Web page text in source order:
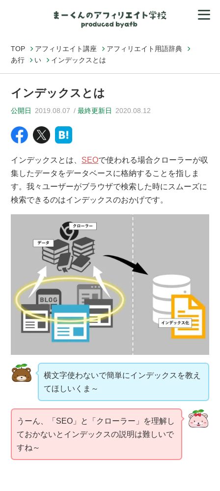
TOP アフィリエイト講座
アフィリエイト用語辞典
あ行
い インデックスとは
インデックスとは
公開日 2019.08.07 最終更新日 2020.08.12
インデックスとは、 SEOで使われる場合クローラーが収
集したデータをデータベースに格納することを指しま
す。我々ユーザーがブラウザで検索した時にスムーズに
検索できるのはインデックスのおかげです。
横文字使わないで簡単にインデックスを教え
てほしいくま～
うーん、「SEO」と「クローラー」を理解し
ておかないとインデックスの説明は難しいで
すね～